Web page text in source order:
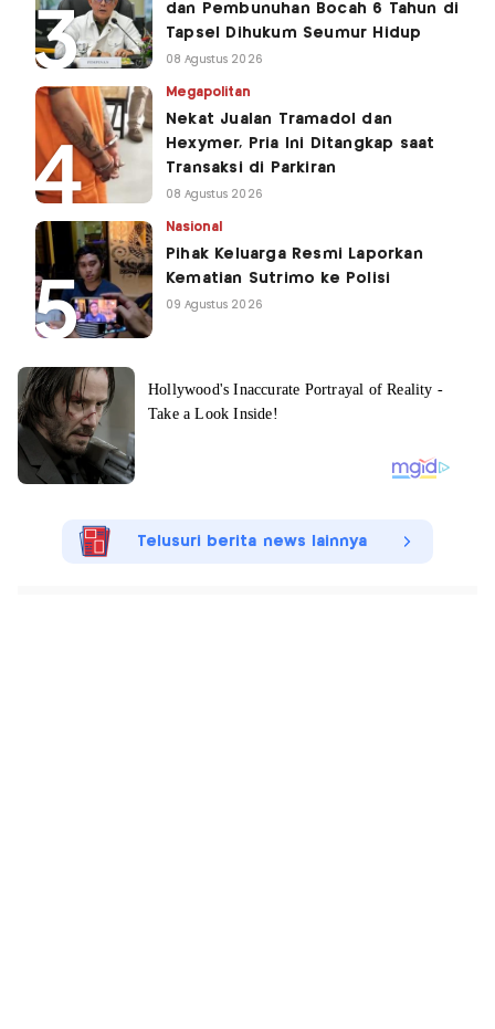
dan Pembunuhan Bocah 6 Tahun di
Tapsel Dihukum Seumur Hidup
08 Agustus 2026
Megapolitan
Nekat Jualan Tramadol dan
Hexymer, Pria Ini Ditangkap saat
Transaksi di Parkiran
08 Agustus 2026
Nasional
Pihak Keluarga Resmi Laporkan
Kematian Sutrimo ke Polisi
09 Agustus 2026
Telusuri berita news lainnya